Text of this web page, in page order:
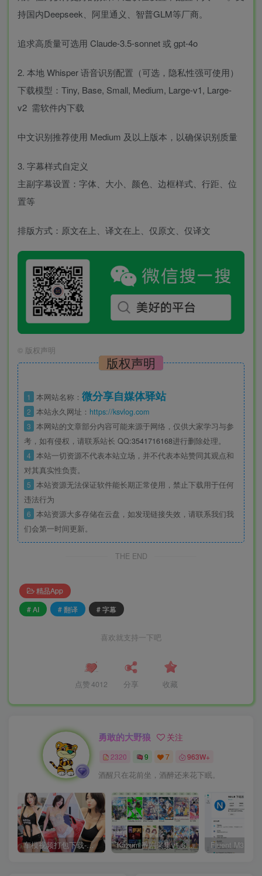
持国内Deepseek、阿里通义、智普GLM等厂商。
追求高质量可选用 Claude-3.5-sonnet 或 gpt-4o
2. 本地 Whisper 语音识别配置（可选，隐私性强可使用）
下载模型：Tiny, Base, Small, Medium, Large-v1, Large-
v2 需软件内下载
中文识别推荐使用 Medium 及以上版本，以确保识别质量
3. 字幕样式自定义
主副字幕设置：字体、大小、颜色、边框样式、行距、位
置等
排版方式：原文在上、译文在上、仅原文、仅译文
© 版权声明
版权声明
1 本网站名称： 微分享自媒体驿站
2 本站永久网址： https://ksvlog.com
3 本网站的文章部分内容可能来源于网络，仅供大家学习与参
考，如有侵权，请联系站长 QQ:3541716168进行删除处理。
4 本站一切资源不代表本站立场，并不代表本站赞同其观点和
对其真实性负责。
5 本站资源无法保证软件能长期正常使用，禁止下载用于任何
违法行为
6 本站资源大多存储在云盘，如发现链接失效，请联系我们我
们会第一时间更新。
THE END
精品App
# AI
# 翻译 # 字幕
喜欢就支持一下吧
点赞 4012 分享 收藏
勇敢的大野狼 关注
2320 9 7 963W+
酒醒只在花前坐，酒醉还来花下眠。
车模视频打包下载-高清无水印版 Kazumi番剧采集v1.6.9：支持自定义规则+在线观看+弹幕，跨平台下载